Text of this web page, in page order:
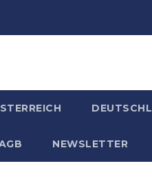
NEWSLETTER